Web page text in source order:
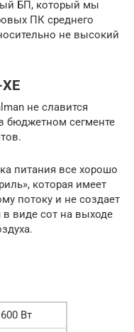
БП, который мы
ПК среднего
не высокий
не славится
бюджетном сегменте
питания все хорошо
которая имеет
потоку и не создает
виде сот на выходе
600 Вт